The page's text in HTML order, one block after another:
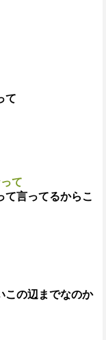
て
て
て言ってるからこ
この辺までなのか